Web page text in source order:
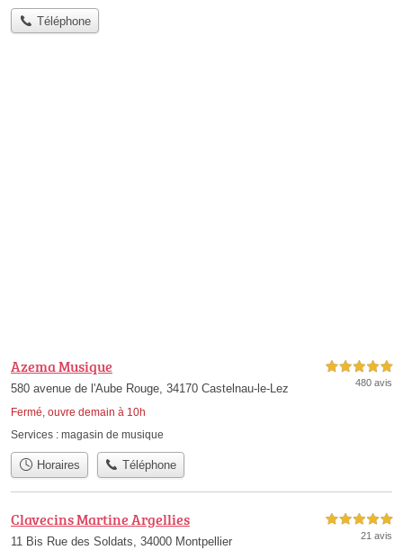
Téléphone
Azema Musique
580 avenue de l'Aube Rouge, 34170 Castelnau-le-Lez
Fermé, ouvre demain à 10h
5,0 étoiles sur 5
480 avis
Services : magasin de musique
Horaires Téléphone
Clavecins Martine Argellies
11 Bis Rue des Soldats, 34000 Montpellier
5,0 étoiles sur 5
21 avis